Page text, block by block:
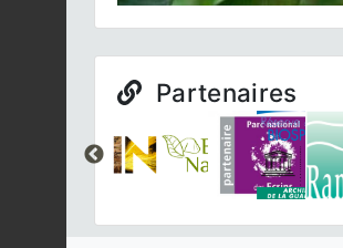
2025-12-03
Pic de la Guadeloupe |
Melanerpes herminieri
2025-12-03
Partenaires